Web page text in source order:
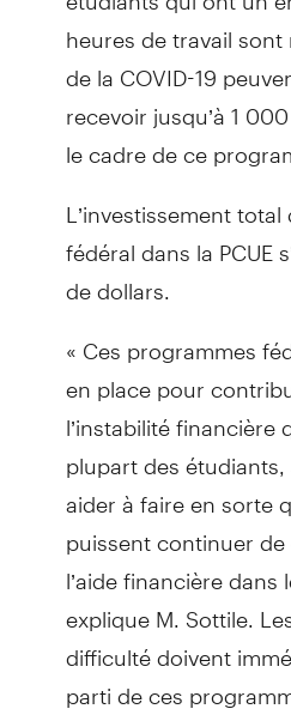
heures de travail
de la COVID-19
recevoir jusqu’à 1
le cadre de ce
L’investissement
fédéral dans la PCUE
de dollars.
« Ces programmes
en place pour
l’instabilité
plupart des
aider à faire en sorte
puissent continuer
l’aide financière dans
explique M. Sottile.
difficulté doivent
parti de ces